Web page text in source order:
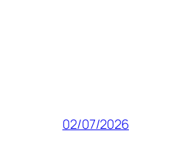
02/07/2026